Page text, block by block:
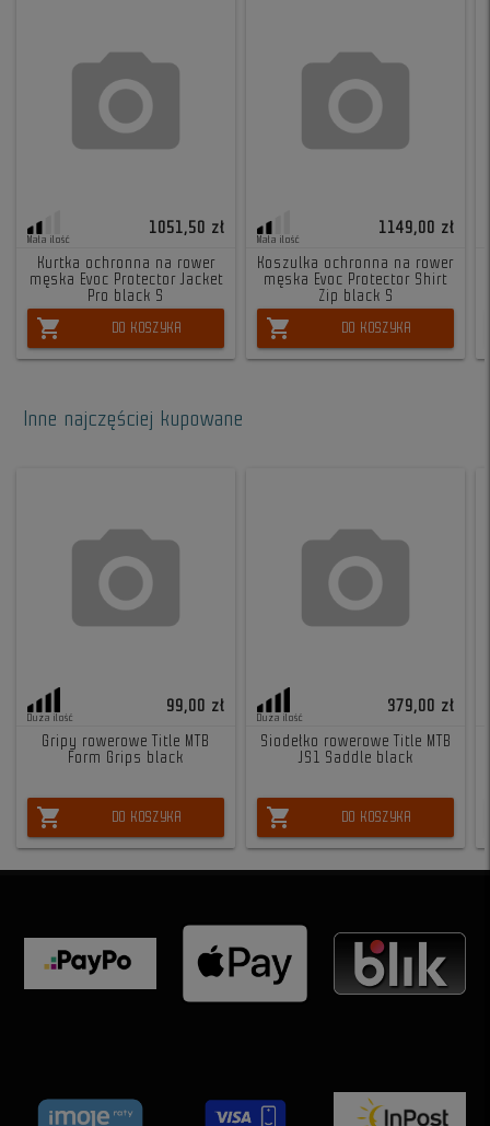
Mała ilość
1051,50 zł
Kurtka ochronna na rower
męska Evoc Protector Jacket
Pro black S
shopping_cart DO KOSZYKA
Mała ilość
1149,00 zł
Koszulka ochronna na rower
męska Evoc Protector Shirt
Zip black S
shopping_cart DO KOSZYKA
Inne najczęściej kupowane
Duża ilość
99,00 zł
Gripy rowerowe Title MTB
Form Grips black
shopping_cart DO KOSZYKA
Duża ilość
379,00 zł
Siodełko rowerowe Title MTB
JS1 Saddle black
shopping_cart DO KOSZYKA